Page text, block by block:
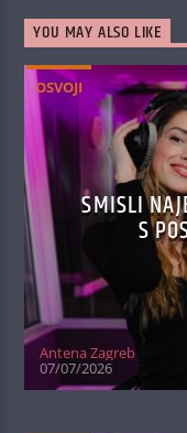
YOU MAY ALSO LIKE
OSVOJI
SMISLI
S
Antena Zagreb
07/07/2026